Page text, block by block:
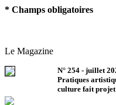
* Champs obligatoires
Le Magazine
N° 254 - juillet
Pratiques
culture fait projet